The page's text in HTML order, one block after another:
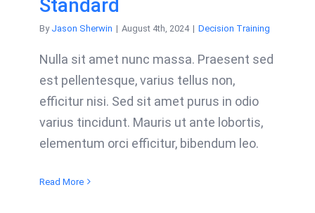
Standard
By Jason Sherwin | August 4th, 2024 | Decision Training
Nulla sit amet nunc massa. Praesent sed
est pellentesque, varius tellus non,
efficitur nisi. Sed sit amet purus in odio
varius tincidunt. Mauris ut ante lobortis,
elementum orci efficitur, bibendum leo.
Read More